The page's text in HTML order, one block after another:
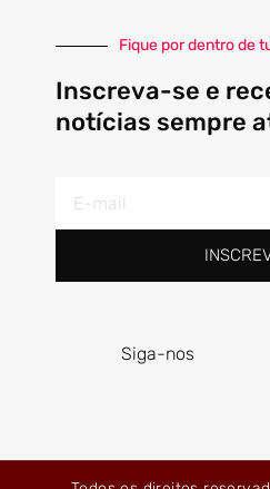
Fique por dentro de
Inscreva-se e
notícias sempre
mail
Siga-nos